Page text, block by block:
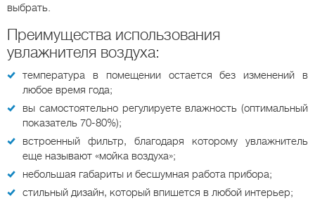
выбрать.
Преимущества использования
увлажнителя воздуха:
температура в помещении остается без изменений в
любое время года;
вы самостоятельно регулируете влажность (оптимальный
показатель 70-80%);
встроенный фильтр, благодаря которому увлажнитель
еще называют «мойка воздуха»;
небольшая габариты и бесшумная работа прибора;
стильный дизайн, который впишется в любой интерьер;